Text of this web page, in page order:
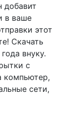
добавит
в ваше
этот
Скачать
внуку.
с
компьютер,
сети,